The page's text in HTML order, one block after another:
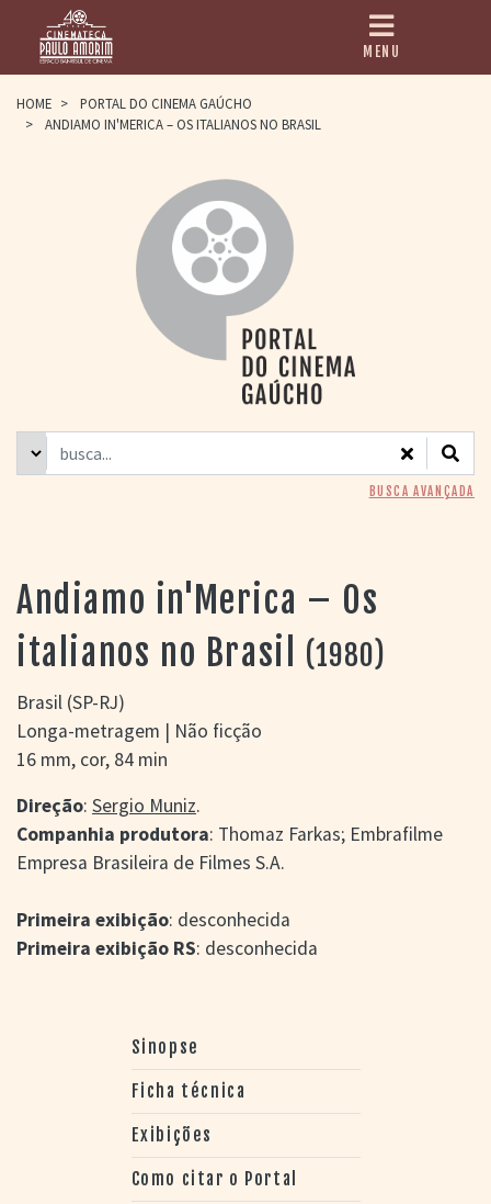
HOME
PAULO AMORIM
> HOMENAGEADOS
> EQUIPE
> ASSOCIAÇÃO DOS
> BIBLIOTECA
ROMEU GRIMALDI
> GRADE SEMANAL
> PREÇOS E
DESCONTOS
CINEMA GAÚCHO
> APRESENTAÇÃO
> BUSCA AVANÇADA
> FILMOGRAFIAS DE
CINEASTAS
> DISCOGRAFIAS
> BIBLIOGRAFIAS
CONTATO E
LOCALIZAÇÃO
MENU
HOME >
PORTAL DO CINEMA GAÚCHO
>
ANDIAMO IN'MERICA – OS ITALIANOS NO BRASIL
BUSCA AVANÇADA
Andiamo in'Merica – Os
italianos no Brasil
(1980)
Brasil (SP-RJ)
Longa-metragem | Não ficção
16 mm, cor, 84 min
Direção: Sergio Muniz.
Companhia produtora: Thomaz Farkas; Embrafilme
Empresa Brasileira de Filmes S.A.
Primeira exibição: desconhecida
Primeira exibição RS: desconhecida
Sinopse
Ficha técnica
Exibições
Como citar o Portal